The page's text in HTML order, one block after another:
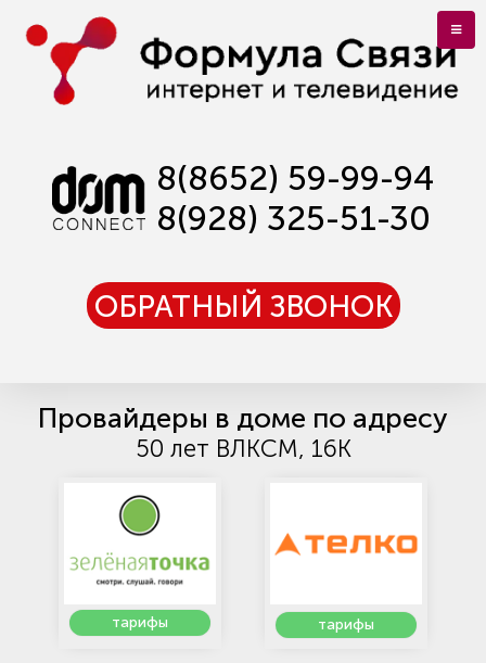
8(8652) 59-99-94
8(928) 325-51-30
ОБРАТНЫЙ ЗВОНОК
Провайдеры в доме по адресу
50 лет ВЛКСМ, 16К
тарифы тарифы